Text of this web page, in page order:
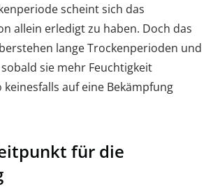
scheint sich das
allein erledigt zu haben. Doch das
lange Trockenperioden und
sie mehr Feuchtigkeit
keinesfalls auf eine Bekämpfung
für die